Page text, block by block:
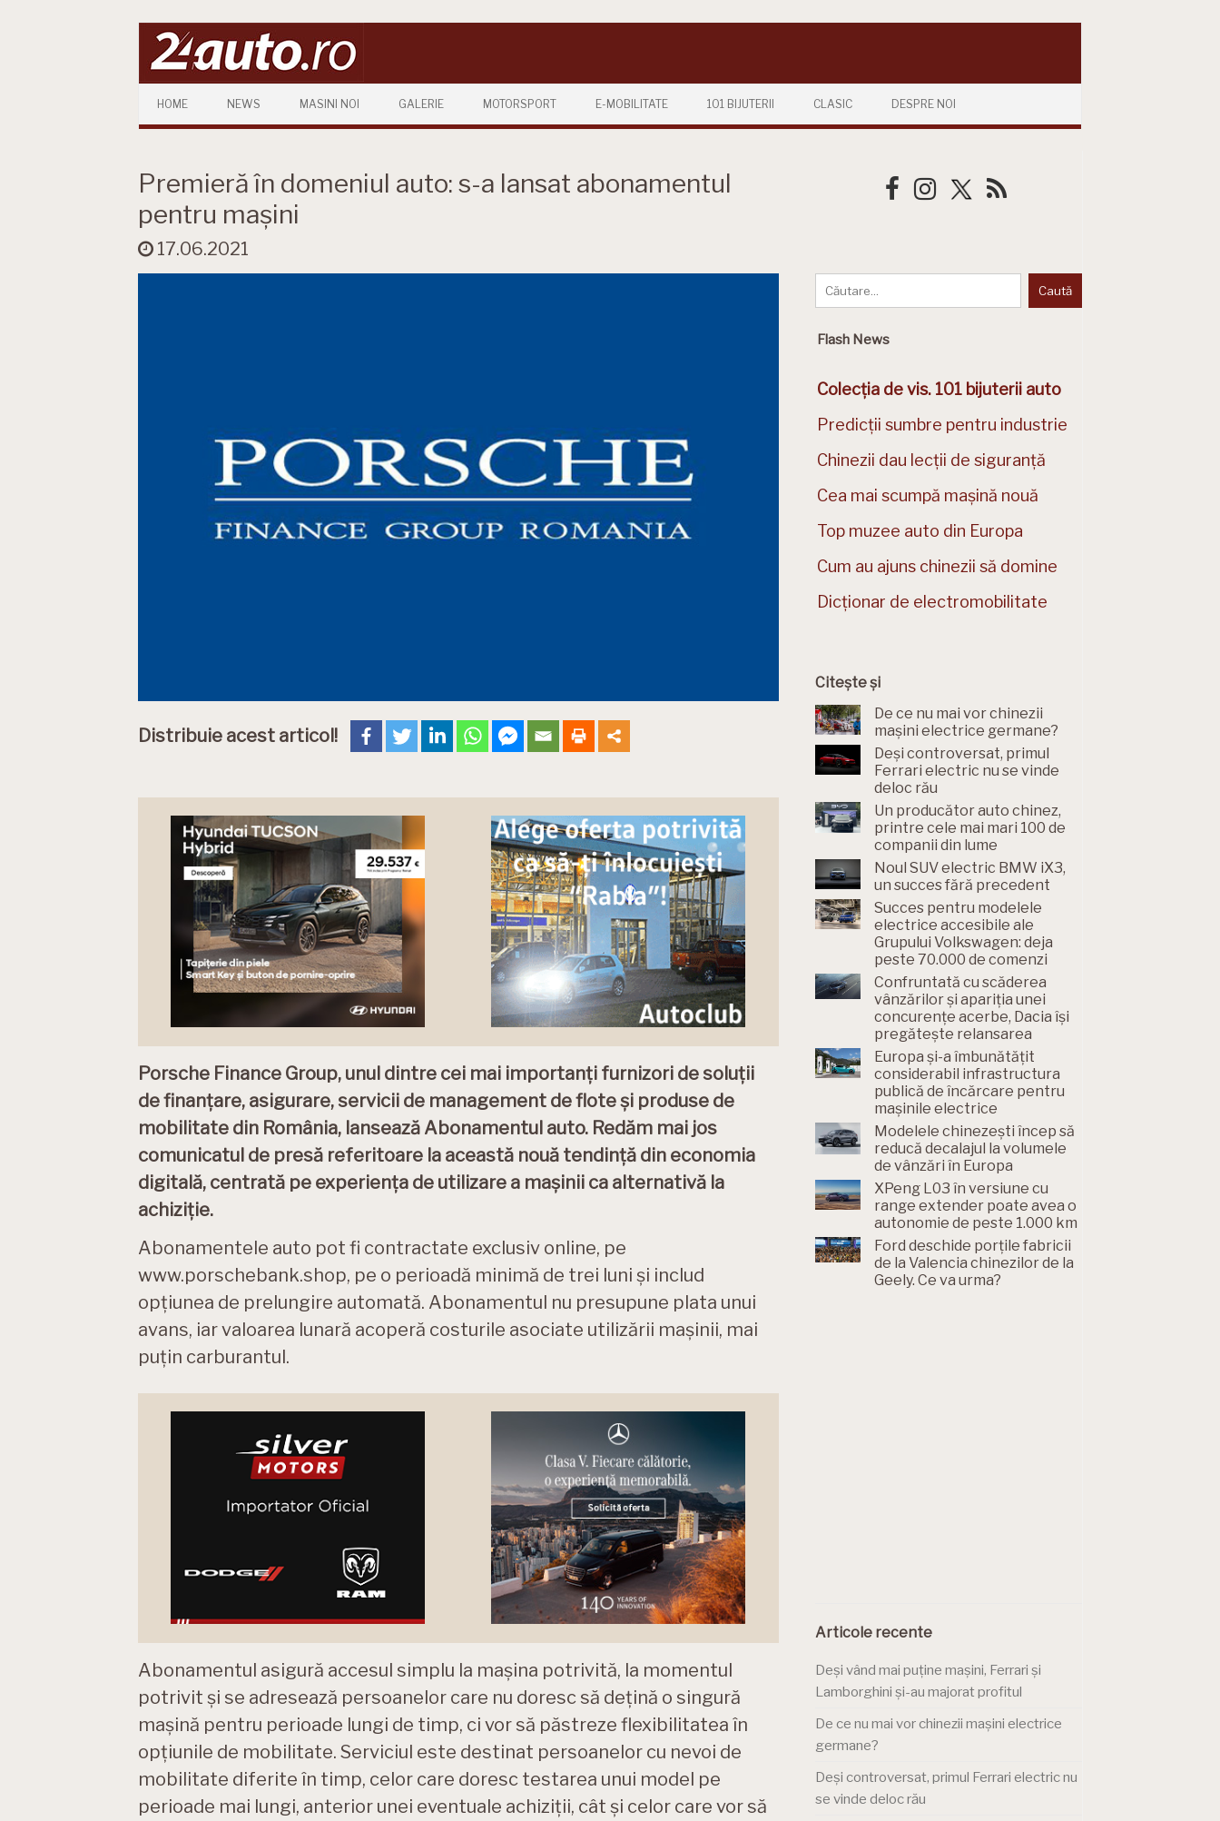
HOME NEWS MASINI NOI GALERIE MOTORSPORT E-MOBILITATE 101 BIJUTERII CLASIC DESPRE NOI
Premieră în domeniul auto: s-a lansat abonamentul
pentru mașini
17.06.2021
Distribuie acest articol!
Porsche Finance Group, unul dintre cei mai importanți furnizori de soluții
de finanțare, asigurare, servicii de management de flote și produse de
mobilitate din România, lansează Abonamentul auto. Redăm mai jos
comunicatul de presă referitoare la această nouă tendință din economia
digitală, centrată pe experiența de utilizare a mașinii ca alternativă la
achiziție.
Abonamentele auto pot fi contractate exclusiv online, pe
www.porschebank.shop, pe o perioadă minimă de trei luni și includ
opțiunea de prelungire automată. Abonamentul nu presupune plata unui
avans, iar valoarea lunară acoperă costurile asociate utilizării mașinii, mai
puțin carburantul.
Abonamentul asigură accesul simplu la mașina potrivită, la momentul
potrivit și se adresează persoanelor care nu doresc să dețină o singură
mașină pentru perioade lungi de timp, ci vor să păstreze flexibilitatea în
opțiunile de mobilitate. Serviciul este destinat persoanelor cu nevoi de
mobilitate diferite în timp, celor care doresc testarea unui model pe
perioade mai lungi, anterior unei eventuale achiziții, cât și celor care vor să
Flash News
Colecția de vis. 101 bijuterii auto
Predicții sumbre pentru industrie
Chinezii dau lecții de siguranță
Cea mai scumpă mașină nouă
Top muzee auto din Europa
Cum au ajuns chinezii să domine
Dicționar de electromobilitate
Citește și
De ce nu mai vor chinezii
mașini electrice germane?
Deși controversat, primul
Ferrari electric nu se vinde
deloc rău
Un producător auto chinez,
printre cele mai mari 100 de
companii din lume
Noul SUV electric BMW iX3,
un succes fără precedent
Succes pentru modelele
electrice accesibile ale
Grupului Volkswagen: deja
peste 70.000 de comenzi
Confruntată cu scăderea
vânzărilor și apariția unei
concurențe acerbe, Dacia își
pregătește relansarea
Europa și-a îmbunătățit
considerabil infrastructura
publică de încărcare pentru
mașinile electrice
Modelele chinezești încep să
reducă decalajul la volumele
de vânzări în Europa
XPeng L03 în versiune cu
range extender poate avea o
autonomie de peste 1.000 km
Ford deschide porțile fabricii
de la Valencia chinezilor de la
Geely. Ce va urma?
Articole recente
Deși vând mai puține mașini, Ferrari și
Lamborghini și-au majorat profitul
De ce nu mai vor chinezii mașini electrice
germane?
Deși controversat, primul Ferrari electric nu
se vinde deloc rău